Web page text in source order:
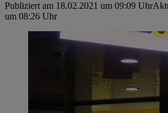
Publiziert am 18.02.2021 um 09:09 Uhr
um 08:26 Uhr